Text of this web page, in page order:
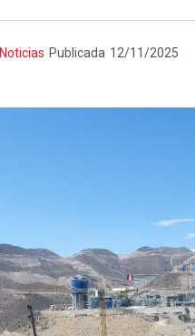
Publicada 12/11/2025